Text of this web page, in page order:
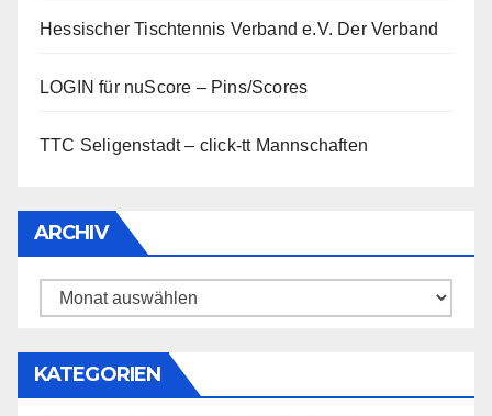
Hessischer Tischtennis Verband e.V. Der Verband
LOGIN für nuScore – Pins/Scores
TTC Seligenstadt – click-tt Mannschaften
ARCHIV
Archiv
KATEGORIEN